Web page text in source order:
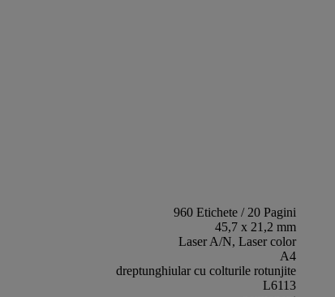
960 Etichete / 20 Pagini
45,7 x 21,2 mm
Laser A/N, Laser color
A4
dreptunghiular cu colturile rotunjite
L6113